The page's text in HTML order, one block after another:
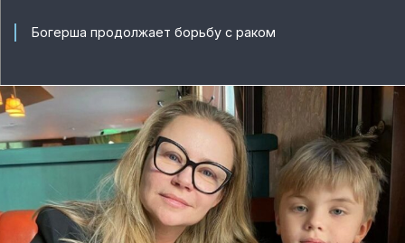
Богерша продолжает борьбу с раком